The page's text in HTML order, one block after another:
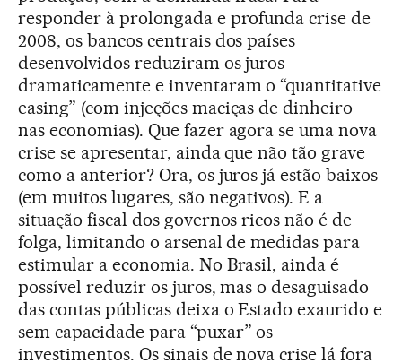
responder à prolongada e profunda crise de
2008, os bancos centrais dos países
desenvolvidos reduziram os juros
dramaticamente e inventaram o “quantitative
easing” (com injeções maciças de dinheiro
nas economias). Que fazer agora se uma nova
crise se apresentar, ainda que não tão grave
como a anterior? Ora, os juros já estão baixos
(em muitos lugares, são negativos). E a
situação fiscal dos governos ricos não é de
folga, limitando o arsenal de medidas para
estimular a economia. No Brasil, ainda é
possível reduzir os juros, mas o desaguisado
das contas públicas deixa o Estado exaurido e
sem capacidade para “puxar” os
investimentos. Os sinais de nova crise lá fora